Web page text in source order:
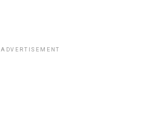
ADVERTISEMENT